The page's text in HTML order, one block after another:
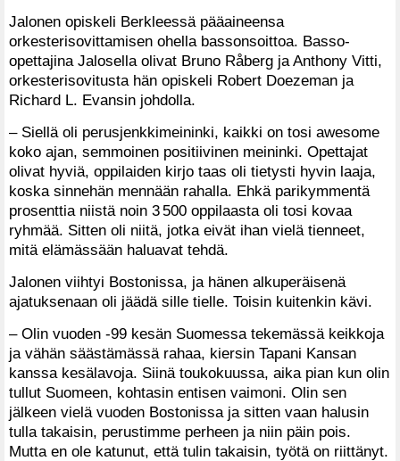
Jalonen opiskeli Berkleessä pääaineensa
orkesterisovittamisen ohella bassonsoittoa. Basso-
opettajina Jalosella olivat Bruno Råberg ja Anthony Vitti,
orkesterisovitusta hän opiskeli Robert Doezeman ja
Richard L. Evansin johdolla.
– Siellä oli perusjenkkimeininki, kaikki on tosi awesome
koko ajan, semmoinen positiivinen meininki. Opettajat
olivat hyviä, oppilaiden kirjo taas oli tietysti hyvin laaja,
koska sinnehän mennään rahalla. Ehkä parikymmentä
prosenttia niistä noin 3 500 oppilaasta oli tosi kovaa
ryhmää. Sitten oli niitä, jotka eivät ihan vielä tienneet,
mitä elämässään haluavat tehdä.
Jalonen viihtyi Bostonissa, ja hänen alkuperäisenä
ajatuksenaan oli jäädä sille tielle. Toisin kuitenkin kävi.
– Olin vuoden -99 kesän Suomessa tekemässä keikkoja
ja vähän säästämässä rahaa, kiersin Tapani Kansan
kanssa kesälavoja. Siinä toukokuussa, aika pian kun olin
tullut Suomeen, kohtasin entisen vaimoni. Olin sen
jälkeen vielä vuoden Bostonissa ja sitten vaan halusin
tulla takaisin, perustimme perheen ja niin päin pois.
Mutta en ole katunut, että tulin takaisin, työtä on riittänyt.